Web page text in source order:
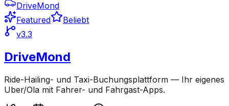
DriveMond
Featured
Beliebt
v3.3
DriveMond
Ride-Hailing- und Taxi-Buchungsplattform — Ihr eigenes
Uber/Ola mit Fahrer- und Fahrgast-Apps.